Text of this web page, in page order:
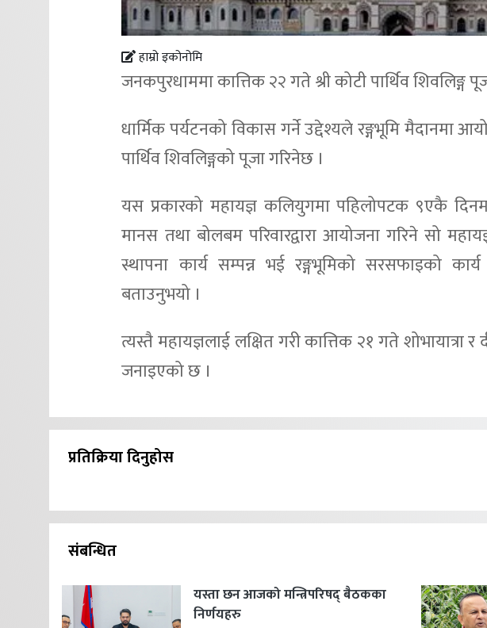
हाम्रो इकोनोमि
जनकपुरधाममा कात्तिक २२ गते श्री कोटी पार्थिव शिवलिङ्ग
धार्मिक पर्यटनको विकास गर्ने उद्देश्यले रङ्गभूमि मैदानमा
पार्थिव शिवलिङ्गको पूजा गरिनेछ ।
यस प्रकारको महायज्ञ कलियुगमा पहिलोपटक ९एकै
मानस तथा बोलबम परिवारद्वारा आयोजना गरिने सो
स्थापना कार्य सम्पन्न भई रङ्गभूमिको सरसफाइको
बताउनुभयो ।
त्यस्तै महायज्ञलाई लक्षित गरी कात्तिक २१ गते शोभायात्रा
जनाइएको छ ।
प्रतिक्रिया दिनुहोस
संबन्धित
यस्ता छन आजको मन्त्रिपरिषद् बैठकका
निर्णयहरु